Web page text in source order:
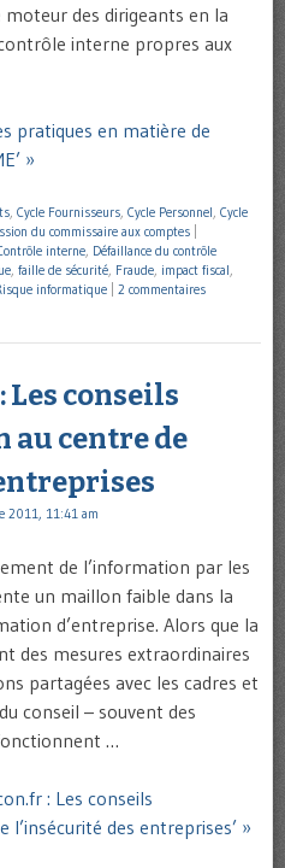
des dirigeants en la
interne propres aux
pratiques en matière de
»
, Cycle Fournisseurs, Cycle Personnel, Cycle
du commissaire aux comptes
interne, Défaillance du contrôle
, faille de sécurité, Fraude, impact fiscal,
informatique 2 commentaires
conseils
au centre de
2011, 11:41 am
de l’information par les
un maillon faible dans la
d’entreprise. Alors que la
des mesures extraordinaires
partagées avec les cadres et
conseil – souvent des
…
: Les conseils
des entreprises’ »